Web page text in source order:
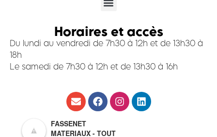
Horaires et accès
Du lundi au vendredi de 7h30 à 12h et de 13h30 à
18h
Le samedi de 7h30 à 12h et de 13h30 à 16h
FASSENET
MATERIAUX - TOUT